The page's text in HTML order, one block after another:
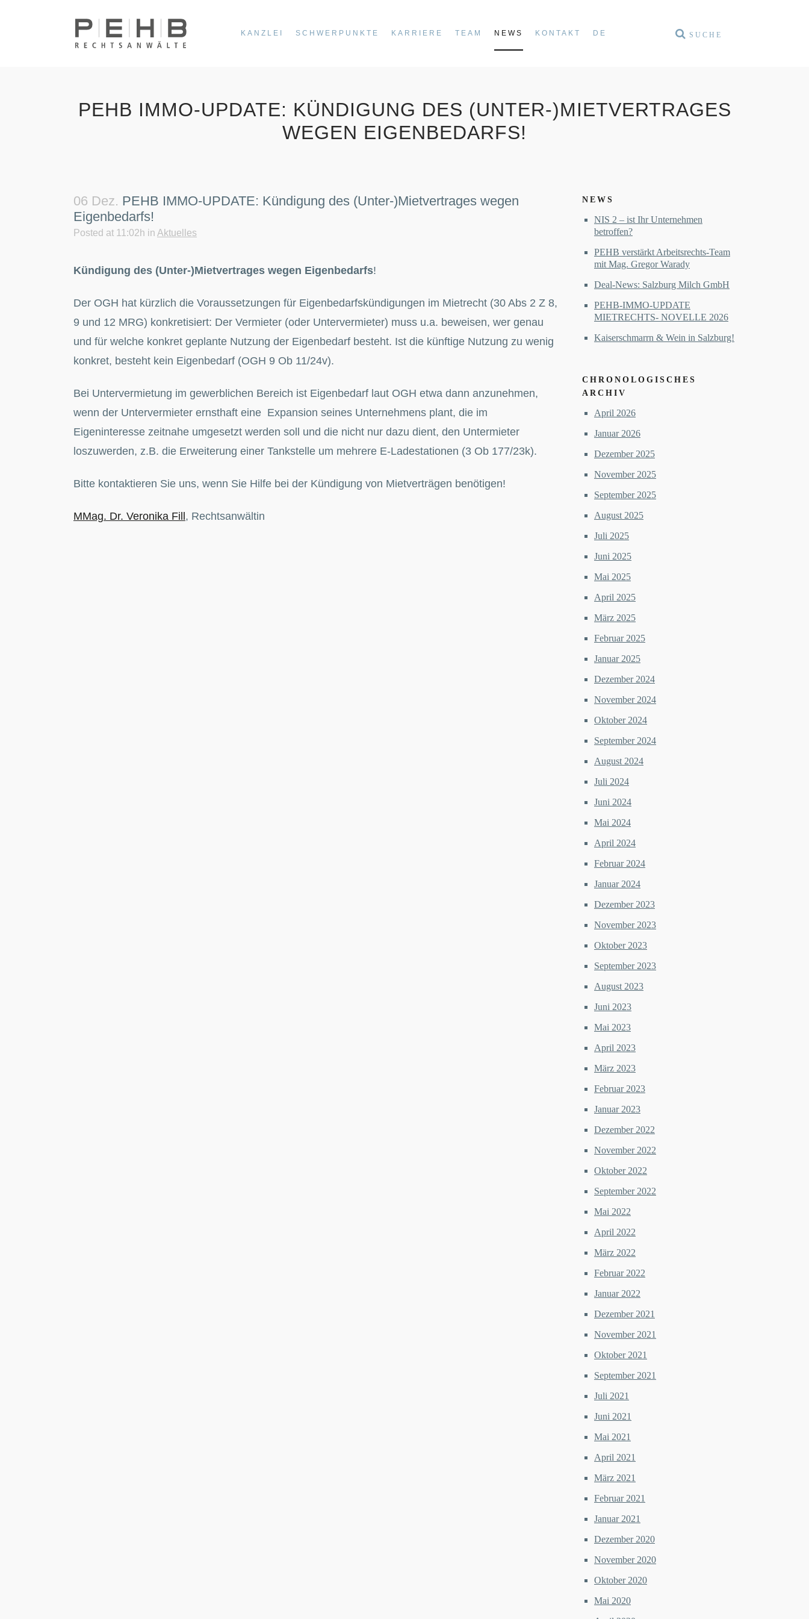
KANZLEI SCHWERPUNKTE KARRIERE TEAM NEWS KONTAKT DE
PEHB IMMO-UPDATE: KÜNDIGUNG DES (UNTER-)MIETVERTRAGES
WEGEN EIGENBEDARFS!
06 Dez. PEHB IMMO-UPDATE: Kündigung des (Unter-)Mietvertrages wegen
Eigenbedarfs!
Posted at 11:02h in Aktuelles
Kündigung des (Unter-)Mietvertrages wegen Eigenbedarfs!
Der OGH hat kürzlich die Voraussetzungen für Eigenbedarfskündigungen im Mietrecht (30 Abs 2 Z 8,
9 und 12 MRG) konkretisiert: Der Vermieter (oder Untervermieter) muss u.a. beweisen, wer genau
und für welche konkret geplante Nutzung der Eigenbedarf besteht. Ist die künftige Nutzung zu wenig
konkret, besteht kein Eigenbedarf (OGH 9 Ob 11/24v).
Bei Untervermietung im gewerblichen Bereich ist Eigenbedarf laut OGH etwa dann anzunehmen,
wenn der Untervermieter ernsthaft eine Expansion seines Unternehmens plant, die im
Eigeninteresse zeitnahe umgesetzt werden soll und die nicht nur dazu dient, den Untermieter
loszuwerden, z.B. die Erweiterung einer Tankstelle um mehrere E-Ladestationen (3 Ob 177/23k).
Bitte kontaktieren Sie uns, wenn Sie Hilfe bei der Kündigung von Mietverträgen benötigen!
MMag. Dr. Veronika Fill , Rechtsanwältin
NEWS
NIS 2 – ist Ihr Unternehmen
betroffen?
PEHB verstärkt Arbeitsrechts-Team
mit Mag. Gregor Warady
Deal-News: Salzburg Milch GmbH
PEHB-IMMO-UPDATE
MIETRECHTS- NOVELLE 2026
Kaiserschmarrn & Wein in Salzburg!
CHRONOLOGISCHES
ARCHIV
April 2026
Januar 2026
Dezember 2025
November 2025
September 2025
August 2025
Juli 2025
Juni 2025
Mai 2025
April 2025
März 2025
Februar 2025
Januar 2025
Dezember 2024
November 2024
Oktober 2024
September 2024
August 2024
Juli 2024
Juni 2024
Mai 2024
April 2024
Februar 2024
Januar 2024
Dezember 2023
November 2023
Oktober 2023
September 2023
August 2023
Juni 2023
Mai 2023
April 2023
März 2023
Februar 2023
Januar 2023
Dezember 2022
November 2022
Oktober 2022
September 2022
Mai 2022
April 2022
März 2022
Februar 2022
Januar 2022
Dezember 2021
November 2021
Oktober 2021
September 2021
Juli 2021
Juni 2021
Mai 2021
April 2021
März 2021
Februar 2021
Januar 2021
Dezember 2020
November 2020
Oktober 2020
Mai 2020